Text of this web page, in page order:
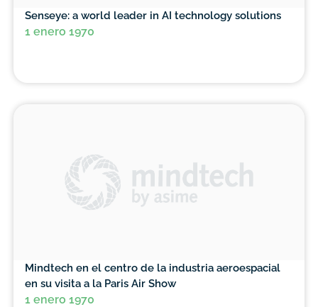
Senseye: a world leader in AI technology solutions
1 enero 1970
Mindtech en el centro de la industria aeroespacial
en su visita a la Paris Air Show
1 enero 1970